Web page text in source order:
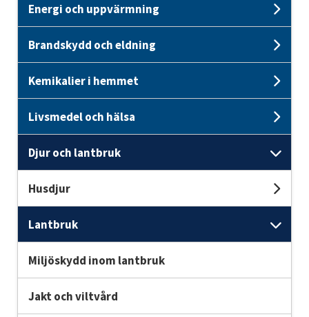
Energi och uppvärmning
Brandskydd och eldning
Kemikalier i hemmet
Livsmedel och hälsa
Djur och lantbruk
Husdjur
Lantbruk
Miljöskydd inom lantbruk
Jakt och viltvård